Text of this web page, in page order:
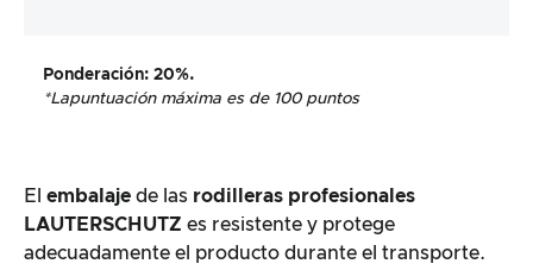
Ponderación: 20%.
*Lapuntuación máxima es de 100 puntos
El embalaje de las rodilleras profesionales
LAUTERSCHUTZ es resistente y protege
adecuadamente el producto durante el transporte.